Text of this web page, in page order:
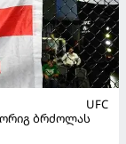
UFC
ბრძოლას